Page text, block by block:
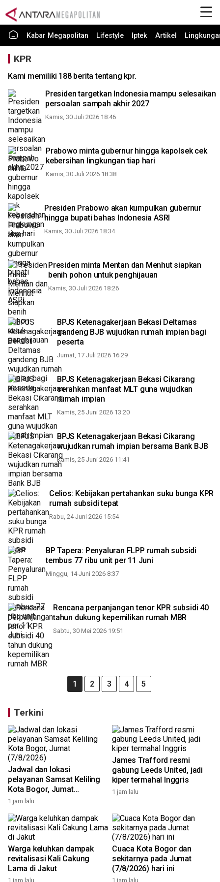
Kabar Megapolitan Lifestyle Iptek Artikel
KPR
Kami memiliki 188 berita tentang kpr.
Presiden targetkan Indonesia mampu selesaikan
persoalan sampah akhir 2027
Kamis, 30 Juli 2026 18:46
Prabowo minta gubernur hingga kapolsek cek
kebersihan lingkungan tiap hari
Kamis, 30 Juli 2026 18:38
Presiden Prabowo akan kumpulkan gubernur
hingga bupati bahas Indonesia ASRI
Kamis, 30 Juli 2026 18:34
Presiden minta Mentan dan Menhut siapkan
benih pohon untuk penghijauan
Kamis, 30 Juli 2026 18:26
BPJS Ketenagakerjaan Bekasi Deltamas
gandeng BJB wujudkan rumah impian bagi
peserta
Jumat, 17 Juli 2026 16:29
BPJS Ketenagakerjaan Bekasi Cikarang
serahkan manfaat MLT guna wujudkan
rumah impian
Kamis, 25 Juni 2026 13:20
BPJS Ketenagakerjaan Bekasi Cikarang
wujudkan rumah impian bersama Bank BJB
Kamis, 25 Juni 2026 11:41
Celios: Kebijakan pertahankan suku bunga KPR
rumah subsidi tepat
Rabu, 24 Juni 2026 15:54
BP Tapera: Penyaluran FLPP rumah subsidi
tembus 77 ribu unit per 11 Juni
Minggu, 14 Juni 2026 8:37
Rencana perpanjangan tenor KPR subsidi 40
tahun dukung kepemilikan rumah MBR
Sabtu, 30 Mei 2026 19:51
1 2 3 4 5
Terkini
Jadwal dan lokasi
pelayanan Samsat Keliling
Kota Bogor, Jumat
(7/8/2026)
1 jam lalu
James Trafford resmi
gabung Leeds United, jadi
kiper termahal Inggris
1 jam lalu
Warga keluhkan dampak
revitalisasi Kali Cakung
Lama di Jakut
1 jam lalu
Cuaca Kota Bogor dan
sekitarnya pada Jumat
(7/8/2026) hari ini
1 jam lalu